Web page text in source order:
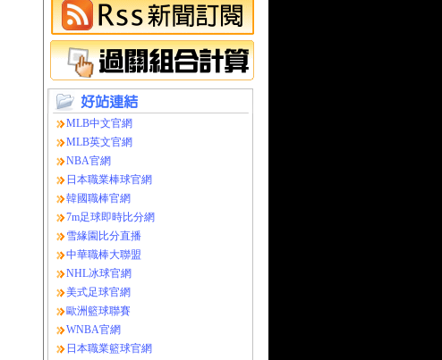
MLB中文官網
MLB英文官網
NBA官網
日本職業棒球官網
韓國職棒官網
7m足球即時比分網
雪緣園比分直播
中華職棒大聯盟
NHL冰球官網
美式足球官網
歐洲籃球聯賽
WNBA官網
日本職業籃球官網